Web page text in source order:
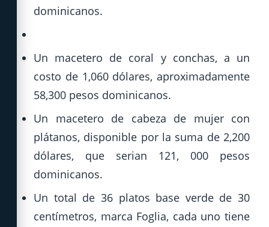
dominicanos.
Un macetero de coral y conchas, a un
costo de 1,060 dólares, aproximadamente
58,300 pesos dominicanos.
Un macetero de cabeza de mujer con
plátanos, disponible por la suma de 2,200
dólares, que serian 121, 000 pesos
dominicanos.
Un total de 36 platos base verde de 30
centímetros, marca Foglia, cada uno tiene